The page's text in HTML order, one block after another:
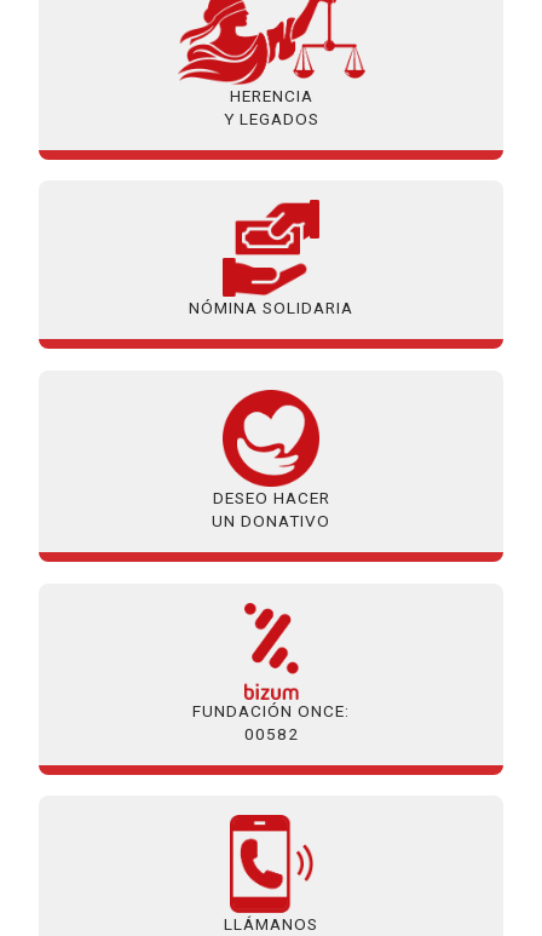
HERENCIA
Y LEGADOS
NÓMINA SOLIDARIA
DESEO HACER
UN DONATIVO
FUNDACIÓN ONCE:
00582
LLÁMANOS